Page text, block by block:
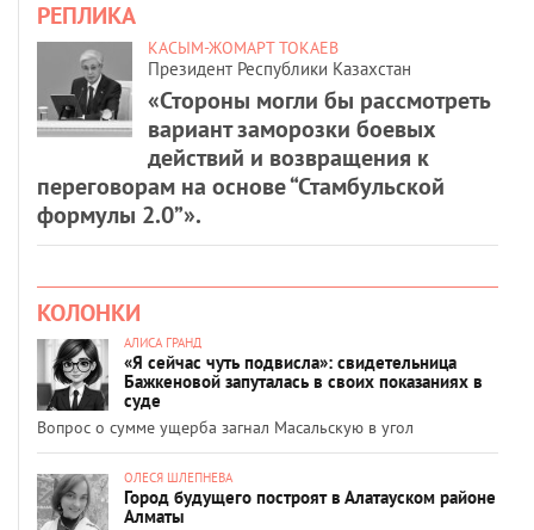
РЕПЛИКА
КАСЫМ-ЖОМАРТ ТОКАЕВ
Президент Республики Казахстан
«Стороны могли бы рассмотреть
вариант заморозки боевых
действий и возвращения к
переговорам на основе “Стамбульской
формулы 2.0”».
КОЛОНКИ
АЛИСА ГРАНД
«Я сейчас чуть подвисла»: свидетельница
Бажкеновой запуталась в своих показаниях в
суде
Вопрос о сумме ущерба загнал Масальскую в угол
ОЛЕСЯ ШЛЕПНЕВА
Город будущего построят в Алатауском районе
Алматы